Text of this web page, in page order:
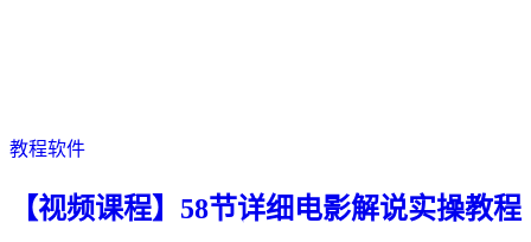
教程软件
【视频课程】58节详细电影解说实操教程